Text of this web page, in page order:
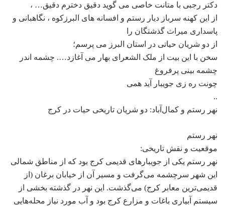
دکتر رجبی با متانت خاصی می گوید دقیق دخترم دقیق… ،
از این کهنه سرباز دیار رستم و افسانه های البرزکوه ، نگاهبانی و
پاسداری میراث گذشتگان را
از دو شریان حیاتی در استان البرز می پرسم؛
سخن با این بیت از ملک الشعرای بهار می آغازد…. چشمه اندر
چشمه بینی پرفروغ
چونت ره زی جویبار آید همی
..
نهر رستم و کمال‌آباد: دو شریان تاریخی حیات در کرج
نهر رستم
موقعیت و نقش تاریخی:
نهر رستم یکی از جویبارهای قدیمی کرج بود که از مناطق شمالی
این شهر سرچشمه می‌گرفت و مسیر آن از خیابان برغان (از
قدیمی‌ترین معابر کرج) می‌گذشت. این نهر در گذشته بخشی از
سیستم آبیاری باغات و مزارع کرج بود و آب مورد نیاز محله‌هایی